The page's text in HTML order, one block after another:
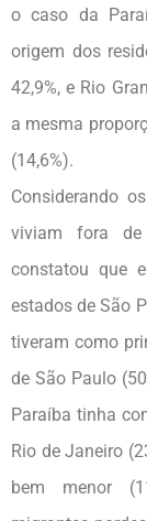
o caso da
origem dos
42,9%, e Rio
a mesma
(14,6%).
Considerando
viviam fora de
constatou que
estados de São
tiveram como
de São Paulo
Paraíba tinha
Rio de Janeiro
bem menor